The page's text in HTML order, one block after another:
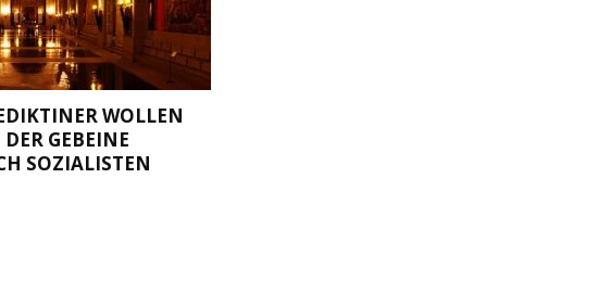
WOLLEN
GEBEINE
SOZIALISTEN